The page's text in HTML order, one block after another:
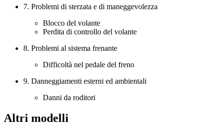
7. Problemi di sterzata e di maneggevolezza
Blocco del volante
Perdita di controllo del volante
8. Problemi al sistema frenante
Difficoltà nel pedale del freno
9. Danneggiamenti esterni ed ambientali
Danni da roditori
Altri modelli